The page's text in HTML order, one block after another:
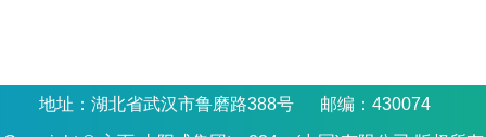
地址：湖北省武汉市鲁磨路388号 邮编：430074